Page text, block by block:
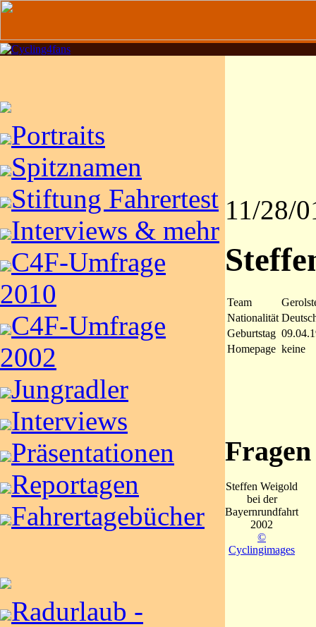
Portraits
Spitznamen
Stiftung Fahrertest
Interviews & mehr
C4F-Umfrage
2010
C4F-Umfrage
2002
Jungradler
Interviews
Präsentationen
Reportagen
Fahrertagebücher
Radurlaub -
11/28/
Team
Nationalität
Geburtstag
Homepage keine
Steffen Weigold
bei der
Bayernrundfahrt
2002
©
Cyclingimages